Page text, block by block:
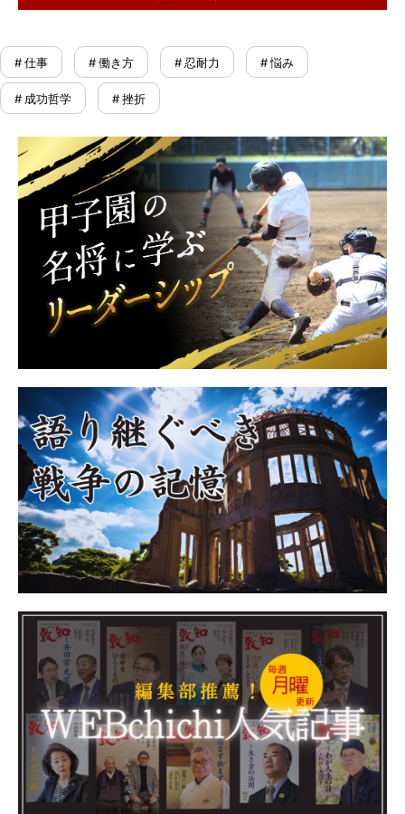
# 仕事 # 働き方 # 忍耐力 # 悩み
# 成功哲学 # 挫折